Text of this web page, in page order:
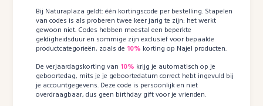
Bij Naturaplaza geldt: één kortingscode per bestelling. Stapelen
van codes is als proberen twee keer jarig te zijn: het werkt
gewoon niet. Codes hebben meestal een beperkte
geldigheidsduur en sommige zijn exclusief voor bepaalde
productcategorieën, zoals de 10% korting op Najel producten.
De verjaardagskorting van 10% krijg je automatisch op je
geboortedag, mits je je geboortedatum correct hebt ingevuld bij
je accountgegevens. Deze code is persoonlijk en niet
overdraagbaar, dus geen birthday gift voor je vrienden.